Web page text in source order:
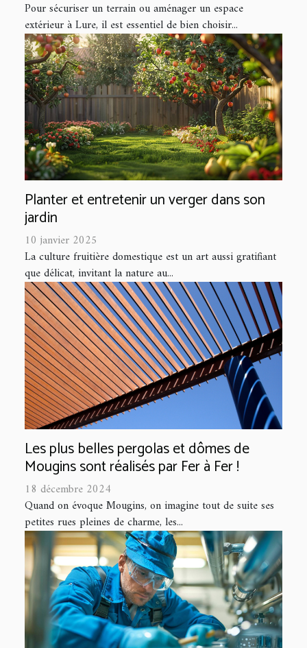
Pour sécuriser un terrain ou aménager un espace
extérieur à Lure, il est essentiel de bien choisir...
Planter et entretenir un verger dans son
jardin
10 janvier 2025
La culture fruitière domestique est un art aussi gratifiant
que délicat, invitant la nature au...
Les plus belles pergolas et dômes de
Mougins sont réalisés par Fer à Fer !
18 décembre 2024
Quand on évoque Mougins, on imagine tout de suite ses
petites rues pleines de charme, les...